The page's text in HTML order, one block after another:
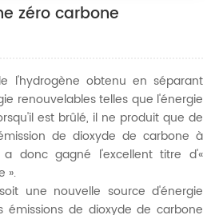
zéro carbone
l'hydrogène obtenu en séparant
renouvelables telles que l'énergie
est brûlé, il ne produit que de
de dioxyde de carbone à
donc gagné l'excellent titre d'«
».
une nouvelle source d'énergie
émissions de dioxyde de carbone